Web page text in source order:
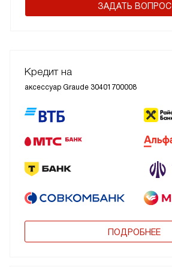
ЗАДАТЬ ВОПРОС
Кредит на
аксессуар Graude 30401700008
ПОДРОБНЕЕ